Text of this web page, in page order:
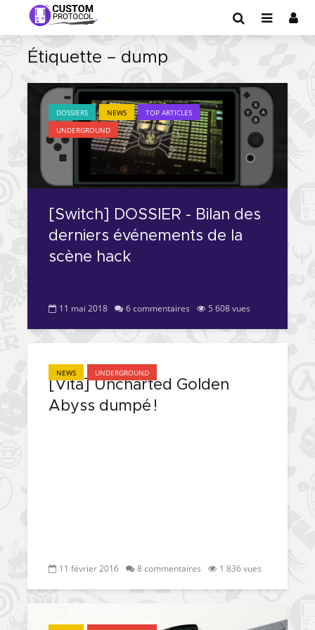
Étiquette – dump
DOSSIERS NEWS
TOP ARTICLES
UNDERGROUND
[Switch] DOSSIER - Bilan des
derniers événements de la
scène hack
11 mai 2018 6 commentaires 5 608 vues
NEWS UNDERGROUND
[Vita] Uncharted Golden
Abyss dumpé !
11 février 2016 8 commentaires 1 836 vues